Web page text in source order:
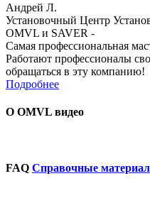
Андрей Л.
Установочный Центр
OMVL и SAVER -
Самая профессиональная
Работают профессионалы
обращаться в эту компанию!
Подробнее
О OMVL видео
FAQ Справочные